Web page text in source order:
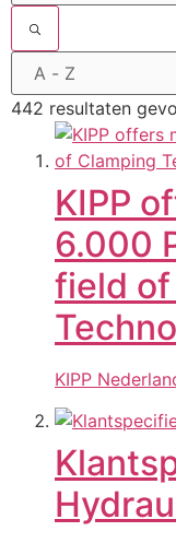
442 resultaten
KIPP
6.000
field
KIPP